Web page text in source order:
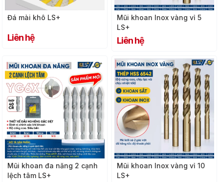
Đá mài khô LS+
Liên hệ
Mũi khoan Inox vàng vỉ 5
LS+
Liên hệ
Mũi khoan đa năng 2 cạnh
lệch tâm LS+
Mũi khoan Inox vàng vỉ 10
LS+